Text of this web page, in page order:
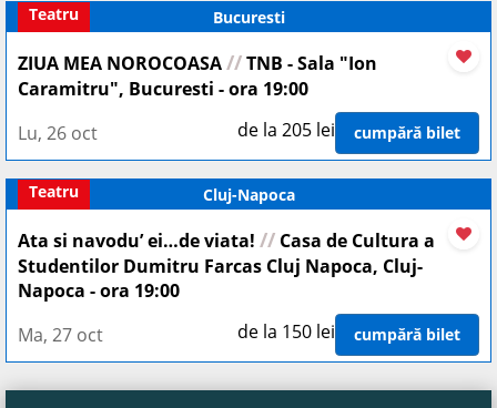
Bucuresti
Teatru
ZIUA MEA NOROCOASA//TNB - Sala "Ion
Caramitru", Bucuresti - ora 19:00
Lu, 26 oct
de la 205 lei cumpără bilet
Cluj-Napoca
Teatru
Ata si navodu’ ei…de viata! // Casa de Cultura a
Studentilor Dumitru Farcas Cluj Napoca, Cluj-
Napoca - ora 19:00
Ma, 27 oct
de la 150 lei cumpără bilet